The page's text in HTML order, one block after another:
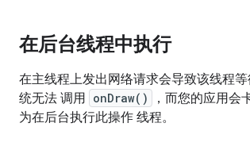
在后台线程中执行
在主线程上发出网络请求会导致该线程
统无法 调用 onDraw()
，而您的应用
为在后台执行此操作 线程。